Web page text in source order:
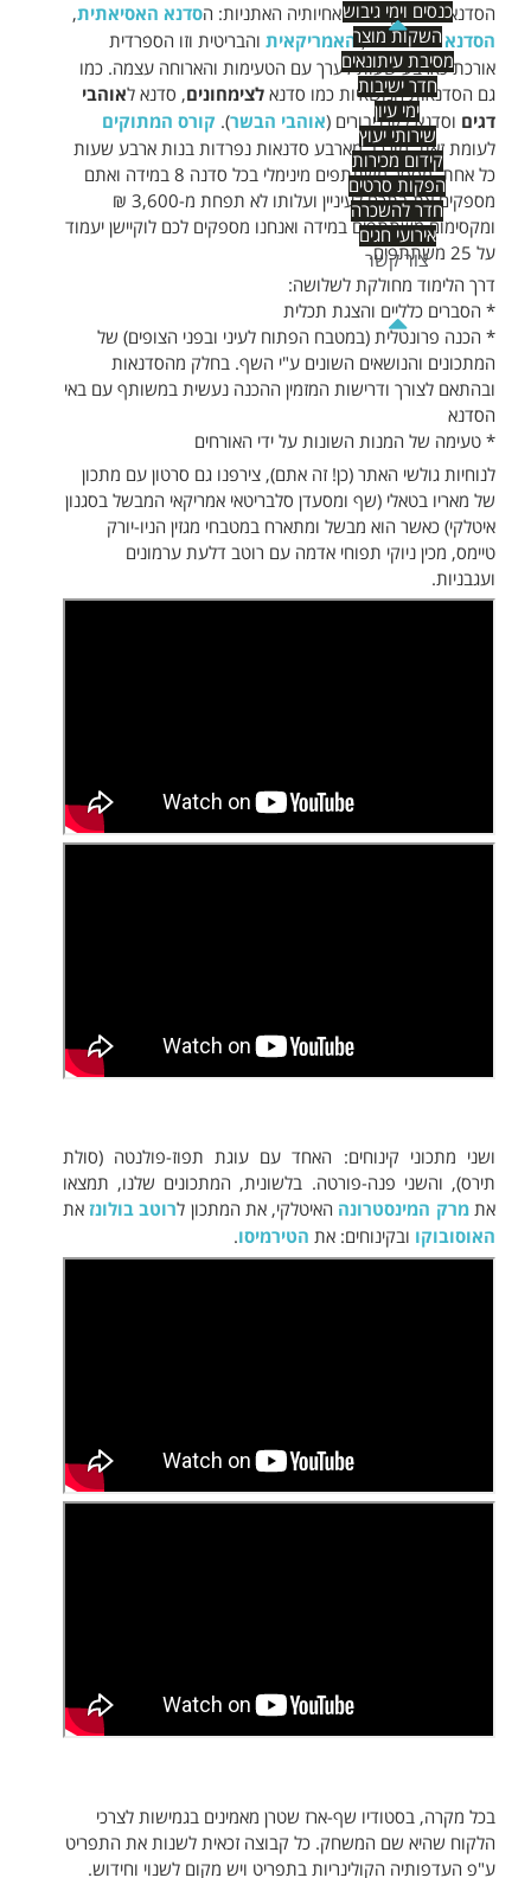
כנסים וימי גיבוש
השקות מוצר
מסיבת עיתונאים
חדר ישיבות
ימי עיון
שירותי יעוץ
קידום מכירות
הפקות סרטים
חדר להשכרה
אירועי חגים
צור קשר
הסדנא האיטלקית כמו אחיותיה האתניות: הסדנא האסיאתית,
הסדנא הצרפתית,האמריקאית והבריטית וזו הספרדית
אורכת כארבע שעות לערך עם הטעימות והארוחה עצמה. כמו
גם הסדנאות הנושאיות כמו סדנא לצימחונים, סדנא לאוהבי
דגים וסדנא לקרניבורים (אוהבי הבשר). קורס המתוקים
לעומת זאת, מורכב מארבע סדנאות נפרדות בנות ארבע שעות
כל אחת. מספר משתתפים מינימלי בכל סדנה 8 במידה ואתם
מספקים את בתכם לעיניין ועלותו לא תפחת מ-3,600 ₪
ומקסימום משתתפים במידה ואנחנו מספקים לכם לוקיישן יעמוד
על 25 משתתפים.
דרך הלימוד מחולקת לשלושה:
* הסברים כלליים והצגת תכלית
* הכנה פרונטלית (במטבח הפתוח לעיני ובפני הצופים) של
המתכונים והנושאים השונים ע"י השף. בחלק מהסדנאות
ובהתאם לצורך ודרישות המזמין ההכנה נעשית במשותף עם באי
הסדנא
* טעימה של המנות השונות על ידי האורחים
לנוחיות גולשי האתר (כן! זה אתם), צירפנו גם סרטון עם מתכון
של מאריו בטאלי (שף ומסעדן סלבריטאי אמריקאי המבשל בסגנון
איטלקי) כאשר הוא מבשל ומתארח במטבחי מגזין הניו-יורק
טיימס, מכין ניוקי תפוחי אדמה עם רוטב דלעת ערמונים
ועגבניות.
ושני מתכוני קינוחים: האחד עם עוגת תפוז-פולנטה (סולת
תירס), והשני פנה-פורטה. בלשונית, המתכונים שלנו, תמצאו
אתמרק המינסטרונה האיטלקי, את המתכון לרוטב בולונזאת
האוסובוקו ובקינוחים: את הטירמיסו.
בכל מקרה, בסטודיו שף-ארז שטרן מאמינים בגמישות לצרכי
הלקוח שהיא שם המשחק. כל קבוצה זכאית לשנות את התפריט
ע"פ העדפותיה הקולינריות בתפריט ויש מקום לשנוי וחידוש.